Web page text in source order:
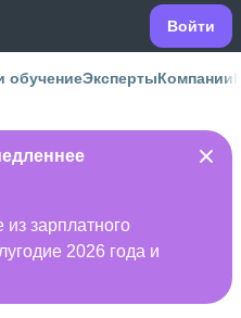
Войти
обучениеЭкспертыКомпании
зарплатного
2026 года и